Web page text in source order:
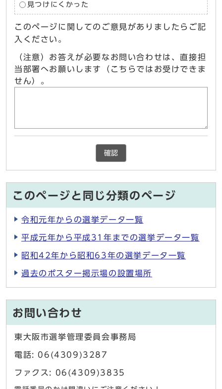
見つけにくかった
このページに関してのご意見がありましたらご記
入ください。
（注意）お答えが必要なお問い合わせは、直接担
当部署へお願いします（こちらではお受けできま
せん）。
確認
このページと同じ分類のページ
令和元年からの選挙データ一覧
平成元年から平成31年までの選挙データ一覧
昭和42年から昭和63年の選挙データ一覧
過去のポスター掲示場の設置場所
お問い合わせ
東大阪市選挙管理委員会事務局
電話: 06(4309)3287
ファクス: 06(4309)3835